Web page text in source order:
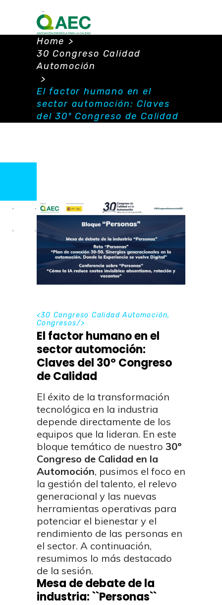
Home >
30 Congreso Calidad
Automoción
>
El factor humano en el
sector automoción: Claves
del 30º Congreso de Calidad
<30 Congreso Calidad Automoción,
Congresos/>
El factor humano en el
sector automoción:
Claves del 30º Congreso
de Calidad
El éxito de la transformación
tecnológica en la industria
depende directamente de los
equipos que la lideran. En este
bloque temático de nuestro 30º
Congreso de Calidad en la
Automoción, pusimos el foco en
la gestión del talento, el relevo
generacional y las nuevas
herramientas operativas para
potenciar el bienestar y el
rendimiento de las personas en
el sector. A continuación,
resumimos lo más destacado
de la sesión.
Mesa de debate de la
industria: ``Personas``